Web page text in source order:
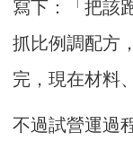
寫下：「把該
抓比例調配方
完，現在材料
不過試營運過